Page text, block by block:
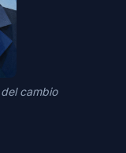
cambio